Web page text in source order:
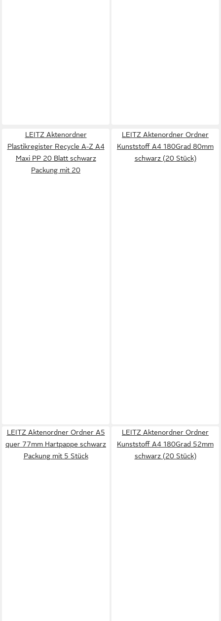
LEITZ Aktenordner
Plastikregister Recycle A-Z A4
Maxi PP 20 Blatt schwarz
Packung mit 20
LEITZ Aktenordner Ordner
Kunststoff A4 180Grad 80mm
schwarz (20 Stück)
LEITZ Aktenordner Ordner A5
quer 77mm Hartpappe schwarz
Packung mit 5 Stück
LEITZ Aktenordner Ordner
Kunststoff A4 180Grad 52mm
schwarz (20 Stück)